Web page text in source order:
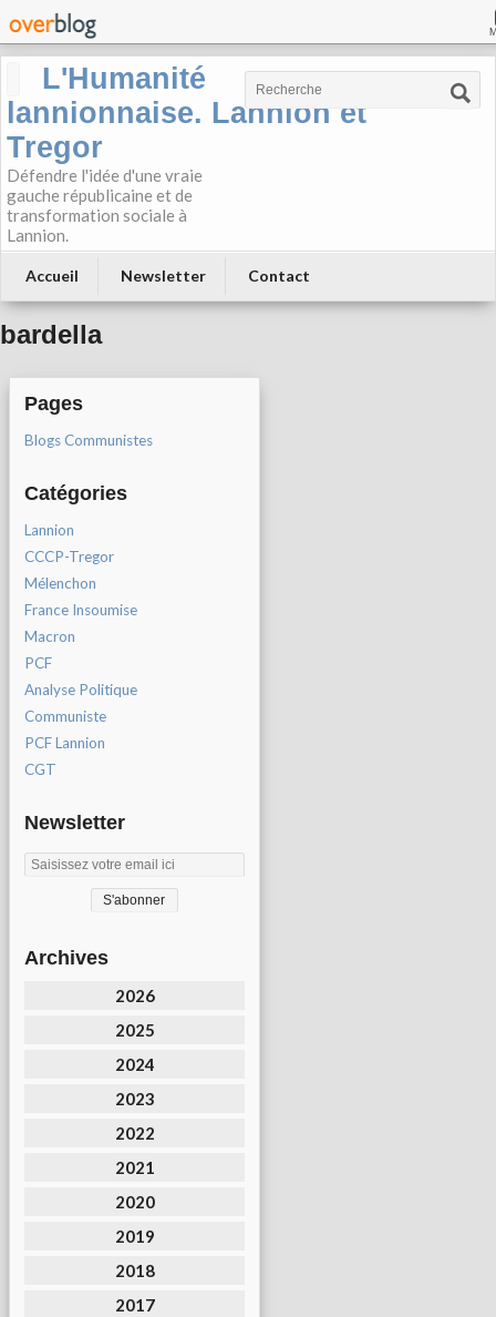
L'Humanité
lannionnaise. Lannion et
Tregor
Défendre l'idée d'une vraie
gauche républicaine et de
transformation sociale à
Lannion.
Accueil Newsletter Contact
bardella
Pages
Blogs Communistes
Catégories
Lannion
CCCP-Tregor
Mélenchon
France Insoumise
Macron
PCF
Analyse Politique
Communiste
PCF Lannion
CGT
Newsletter
Archives
2026
2025
2024
2023
2022
2021
2020
2019
2018
2017